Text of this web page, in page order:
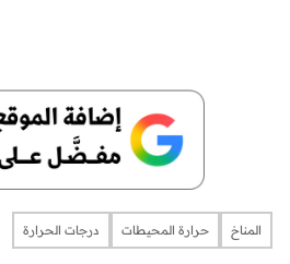
المناخ حرارة المحيطات درجات الحرارة